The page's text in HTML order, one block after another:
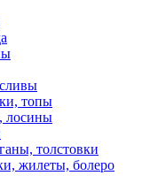
топы
лосины
толстовки
жилеты, болеро